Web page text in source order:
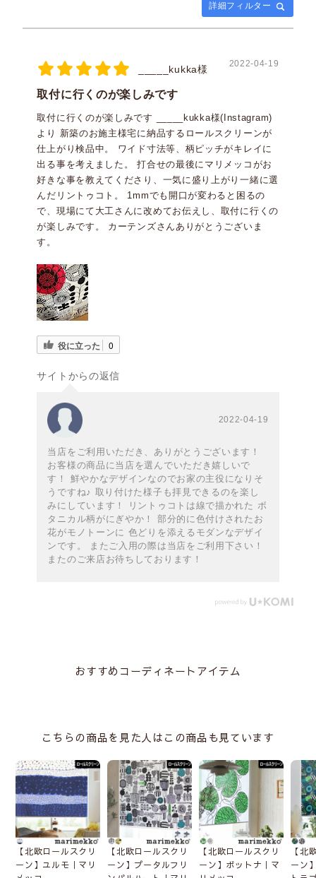
詳細フィルター
_____kukka様 2022-04-19
取付に行くのが楽しみです
取付に行くのが楽しみです _____kukka様(Instagram)
より 新築のお施主様宅に納品するロールスクリーンが
仕上がり検品中。 ワイド寸法等、柄ピッチがキレイに
出る事を考えました。 打合せの最後にマリメッコがお
好きな事を教えてくださり、一気に盛り上がり一緒に選
んだリントゥコト。 1mmでも開口が変わると困るの
で、現場にて大工さんに改めてお伝えし、取付に行くの
が楽しみです。 カーテンズさんありがとうございま
す。
役に立った 0
サイトからの返信
2022-04-19
当店をご利用いただき、ありがとうございます！
お客様の商品に当店を選んでいただき嬉しいで
す！ 鮮やかなデザインなのでお家の主役になりそ
うですね♪ 取り付けた様子も拝見できるのを楽し
みにしています！ リントゥコトは線で描かれた ボ
タニカル柄がにぎやか！ 部分的に色付けされたお
花がモノトーンに 色どりを添えるモダンなデザイ
ンです。 またご入用の際は当店をご利用下さい！
またのご来店お待ちしております！
おすすめコーディネートアイテム
こちらの商品を見た人はこの商品も見ています
【北欧ロールスクリ
ーン】ユルモ｜マリ
【北欧ロールスクリ
ーン】プータルフリ
【北欧ロールスクリ
ーン】ボットナ｜マ
【北
ーン